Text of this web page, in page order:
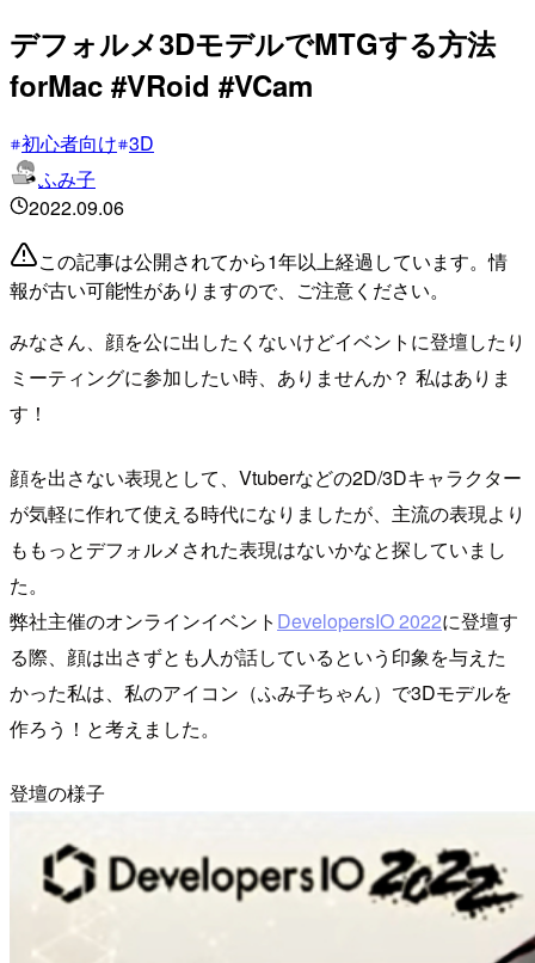
デフォルメ3DモデルでMTGする方法
forMac #VRoid #VCam
初心者向け 3D
ふみ子
2022.09.06
この記事は公開されてから1年以上経過しています。情
報が古い可能性がありますので、ご注意ください。
みなさん、顔を公に出したくないけどイベントに登壇したり
ミーティングに参加したい時、ありませんか？ 私はありま
す！
顔を出さない表現として、Vtuberなどの2D/3Dキャラクター
が気軽に作れて使える時代になりましたが、主流の表現より
ももっとデフォルメされた表現はないかなと探していまし
た。
弊社主催のオンラインイベント DevelopersIO 2022に登壇す
る際、顔は出さずとも人が話しているという印象を与えた
かった私は、私のアイコン（ふみ子ちゃん）で3Dモデルを
作ろう！と考えました。
登壇の様子